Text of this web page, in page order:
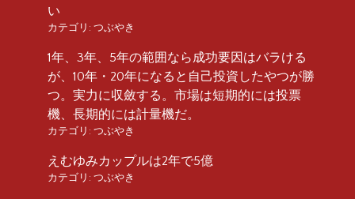
い
カテゴリ: つぶやき
1年、3年、5年の範囲なら成功要因はバラける
が、10年・20年になると自己投資したやつが勝
つ。実力に収斂する。市場は短期的には投票
機、長期的には計量機だ。
カテゴリ: つぶやき
えむゆみカップルは2年で5億
カテゴリ: つぶやき